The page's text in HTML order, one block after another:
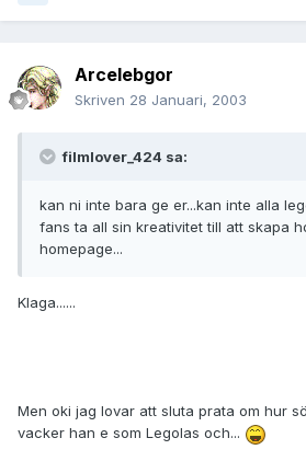
Arcelebgor
Skriven 28 Januari, 2003
filmlover_424 sa:
kan ni inte bara ge er...kan inte alla
fans ta all sin kreativitet till att skapa
homepage...
Klaga......
Men oki jag lovar att sluta prata om hur
vacker han e som Legolas och...